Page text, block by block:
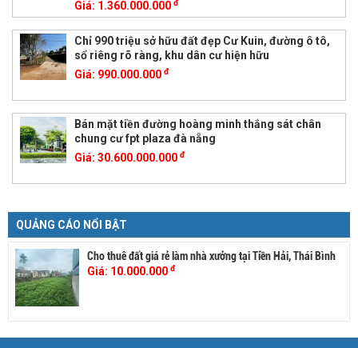
Giá: 1.360.000.000 đ
Chỉ 990 triệu sở hữu đất đẹp Cư Kuin, đường ô tô,
sổ riêng rõ ràng, khu dân cư hiện hữu
Giá: 990.000.000 đ
Bán mặt tiền đường hoàng minh thắng sát chân
chung cư fpt plaza đà nẵng
Giá: 30.600.000.000 đ
QUẢNG CÁO NỔI BẬT
Cho thuê đất giá rẻ làm nhà xưởng tại Tiền Hải, Thái Bình
Giá: 10.000.000 đ